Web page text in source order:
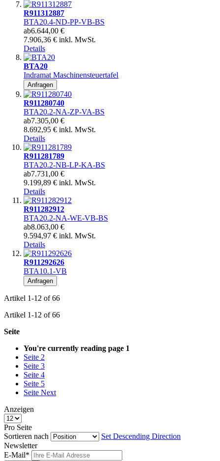
R911312887
BTA20.4-ND-PP-VB-BS
ab6.644,00 €
7.906,36 € inkl. MwSt.
Details
BTA20
Indramat Maschinensteuertafel
Anfragen
R911280740
BTA20.2-NA-ZP-VA-BS
ab7.305,00 €
8.692,95 € inkl. MwSt.
Details
R911281789
BTA20.2-NB-LP-KA-BS
ab7.731,00 €
9.199,89 € inkl. MwSt.
Details
R911282912
BTA20.2-NA-WE-VB-BS
ab8.063,00 €
9.594,97 € inkl. MwSt.
Details
R911292626
BTA10.1-VB
Anfragen
Artikel 1-12 of66
Artikel 1-12 of66
Seite
You're currently reading page 1
Seite 2
Seite 3
Seite 4
Seite 5
Seite Next
Anzeigen
Pro Seite
Sortieren nach
Set Descending Direction
Newsletter
E-Mail*